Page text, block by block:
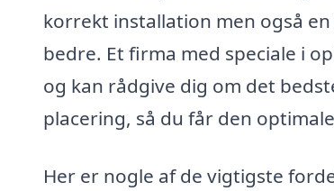
korrekt installation men også
bedre. Et firma med speciale i
og kan rådgive dig om det
placering, så du får den
Her er nogle af de vigtigste